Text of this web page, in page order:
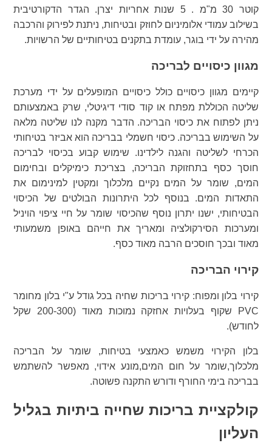
קוטר 30 מ"מ . 5 שנות אחריות יצרן. הגדר הדקורטיבית
בשילוב עמודי אלומיניום לחוזק ובטיחות, ניתנת לפירוק והרכבה
מהירה על ידי בוגר, עומדת בתקנים בטיחותיים של הרשויות.
מגוון כיסויים לבריכה
קיימים מגוון כיסויים כולל כיסויים המופעלים על ידי מערכת
שליטה הכוללת מפתח או קוד סודי דיגיטלי, שרק באמצעותם
ניתן לפתוח את כיסוי הבריכה. הדבר מקנה לנו שליטה מלאה
על השימוש בבריכה. כיסוי חשמלי בבריכה הוא אביזר בטיחותי
הכרחי לשליטה והגנה לילדינו. שימוש קבוע בכיסוי לבריכה
חוסך כסף בתחזוקת הבריכה, בצריכת כימיקלים ובחימום
המים, שומר על המים נקיים מלכלוך ומקטין למינימום את
התאדות המים. בנוסף לכל היתרונות הבולטים של הכיסוי
הבטיחותי, ישנו יתרון נוסף שהכיסוי שומר על חיי ציפוי הויניל
ומערכות הסירקולציה ומאריך את חייהם באופן משמעותי
מאוד ובכך חוסכים הרבה מאוד כסף.
קירוי הבריכה
קירוי בלון ומפוח: קירוי בריכות שחיה בכל גודל ע"י בלון מחומר
PVC שקוף בעלויות אחזקה נמוכות מאוד (200-300 שקל
לחודש).
בלון הקירוי משמש כאמצעי בטיחות, שומר על הבריכה
מלכלוך,שומר על חום המים,מונע אידוי, מאפשר להשתמש
בבריכה בימי החורף ודורש התקנה פשוטה.
קולקציית בריכות שחייה ביתיות בגליל
העליון